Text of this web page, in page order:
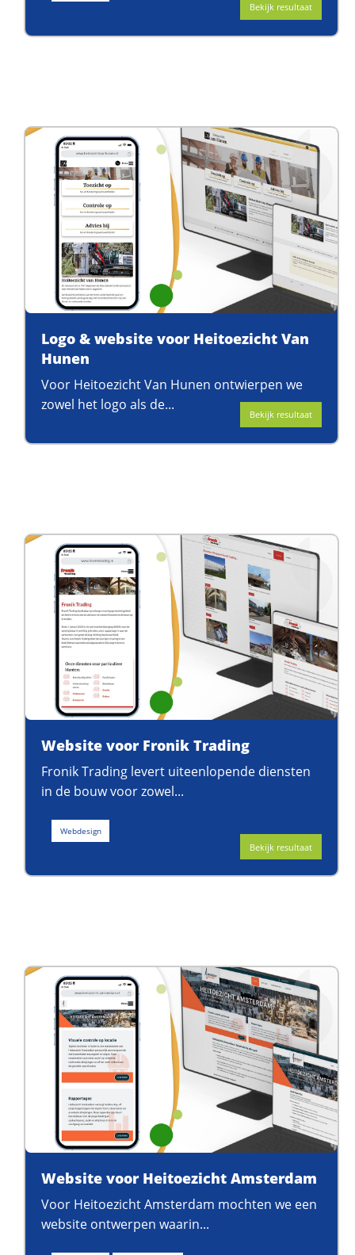
Bekijk resultaat
Logo & website voor Heitoezicht Van
Hunen
Voor Heitoezicht Van Hunen ontwierpen we
zowel het logo als de...
Bekijk resultaat
Website voor Fronik Trading
Fronik Trading levert uiteenlopende diensten
in de bouw voor zowel...
Webdesign
Bekijk resultaat
Website voor Heitoezicht Amsterdam
Voor Heitoezicht Amsterdam mochten we een
website ontwerpen waarin...